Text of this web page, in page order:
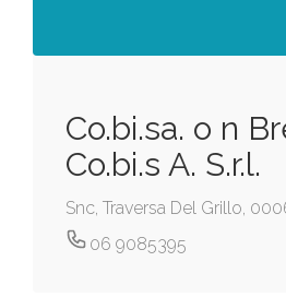
Co.bi.sa. o n
Co.bi.s A. S.r.l.
Snc, Traversa Del Grillo,
06 9085395